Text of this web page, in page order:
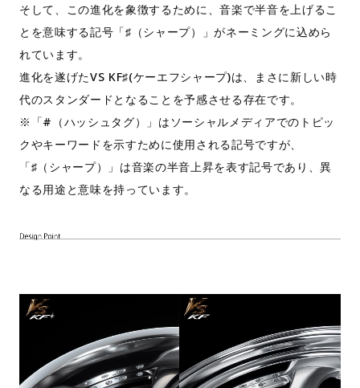
そして、この進化を象徴するために、音楽で半音を上げるこ
とを意味する記号「♯（シャープ）」がネーミングに込めら
れています。
進化を遂げたVS KF♯(ケーエフシャープ)は、まさに新しい時
代のスタンダードとなることを予感させる存在です。
※「#（ハッシュタグ）」はソーシャルメディアでのトピッ
クやキーワードを示すために使用される記号ですが、
「♯（シャープ）」は音楽の半音上昇を表す記号であり、異
なる用途と意味を持っています。